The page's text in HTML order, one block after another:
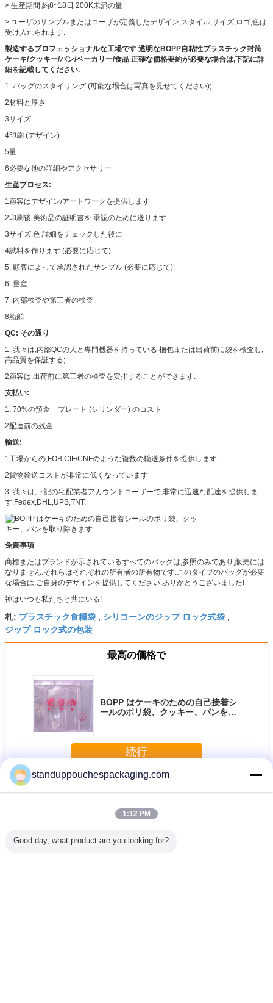
> 生産期間:約8~18日 200K未満の量
> ユーザのサンプルまたはユーザが定義したデザイン,スタイル,サイズ,ロゴ,色は
受け入れられます.
製造するプロフェッショナルな工場です 透明なBOPP自粘性プラスチック封筒
ケーキ/クッキー/パン/ベーカリー/食品.正確な価格要約が必要な場合は,下記に詳
細を記載してください.
1. バッグのスタイリング (可能な場合は写真を見せてください);
2材料と厚さ
3サイズ
4印刷 (デザイン)
5量
6必要な他の詳細やアクセサリー
生産プロセス:
1顧客はデザイン/アートワークを提供します
2印刷後 美術品の証明書を 承認のために送ります
3サイズ,色,詳細をチェックした後に
4試料を作ります (必要に応じて)
5. 顧客によって承認されたサンプル (必要に応じて);
6. 量産
7. 内部検査や第三者の検査
8船舶
QC: その通り
1. 我々は,内部QCの人と専門機器を持っている 梱包または出荷前に袋を検査し,
高品質を保証する;
2顧客は,出荷前に第三者の検査を安排することができます.
支払い:
1. 70%の預金 + プレート (シリンダー) のコスト
2配達前の残金
輸送:
1工場からの,FOB,CIF/CNFのような複数の輸送条件を提供します.
2貨物輸送コストが非常に低くなっています
3. 我々は,下記の宅配業者アカウントユーザーで,非常に迅速な配達を提供しま
す:Fedex,DHL,UPS,TNT;
免責事項
商標またはブランドが示されているすべてのバッグは,参照のみであり,販売には
なりません.それらはそれぞれの所有者の所有物です.このタイプのバッグが必要
な場合は,ご自身のデザインを提供してください.ありがとうございました!
神はいつも私たちと共にいる!
札: プラスチック食糧袋 , シリコーンのジップ ロック式袋 ,
ジップ ロック式の包装
最高の価格で
BOPP はケーキのための自己接着シ
ールのポリ袋、クッキー、パンを取
続行
多くジッパー ロックのポリ袋
standuppouchespackaging.com
1:12 PM
Good day, what product are you looking for?